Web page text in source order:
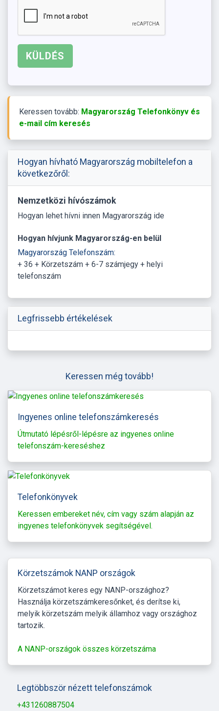
Keressen tovább: Magyarország Telefonkönyv és
e-mail cím keresés
Hogyan hívható Magyarország mobiltelefon a
következőről:
Nemzetközi hívószámok
Hogyan lehet hívni innen Magyarország ide
Hogyan hívjunk Magyarország-en belül
Magyarország Telefonszám:
+ 36 + Körzetszám + 6-7 számjegy + helyi
telefonszám
Legfrissebb értékelések
Keressen még tovább!
Ingyenes online telefonszámkeresés
Útmutató lépésről-lépésre az ingyenes online
telefonszám-kereséshez
Telefonkönyvek
Keressen embereket név, cím vagy szám alapján az
ingyenes telefonkönyvek segítségével.
Körzetszámok NANP országok
Körzetszámot keres egy NANP-országhoz?
Használja körzetszámkeresőnket, és derítse ki,
melyik körzetszám melyik államhoz vagy országhoz
tartozik.
A NANP-országok összes körzetszáma
Legtöbbször nézett telefonszámok
+431260887504